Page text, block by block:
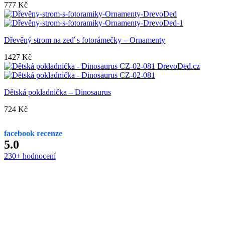
777 Kč
Dřevěný strom na zeď s fotorámečky – Ornamenty
1427 Kč
Dětská pokladnička – Dinosaurus
724 Kč
facebook recenze
5.0
230+ hodnocení